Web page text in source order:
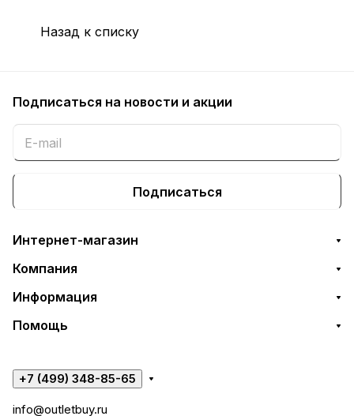
Назад к списку
Подписаться на новости и акции
Подписаться
Интернет-магазин
Компания
Информация
Помощь
+7 (499) 348-85-65
info@outletbuy.ru